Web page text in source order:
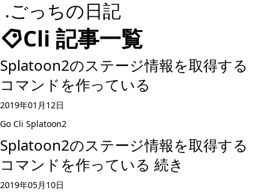
.ごっちの日記
Cli 記事一覧
Splatoon2のステージ情報を取得する
コマンドを作っている
2019年01月12日
Go Cli Splatoon2
Splatoon2のステージ情報を取得する
コマンドを作っている 続き
2019年05月10日